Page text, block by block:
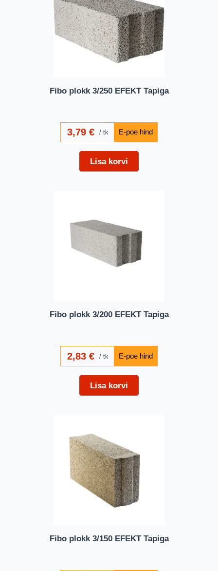
Fibo plokk 3/250 EFEKT Tapiga
3,79€ tk
Lisa korvi
Fibo plokk 3/200 EFEKT Tapiga
2,83€ tk
Lisa korvi
Fibo plokk 3/150 EFEKT Tapiga